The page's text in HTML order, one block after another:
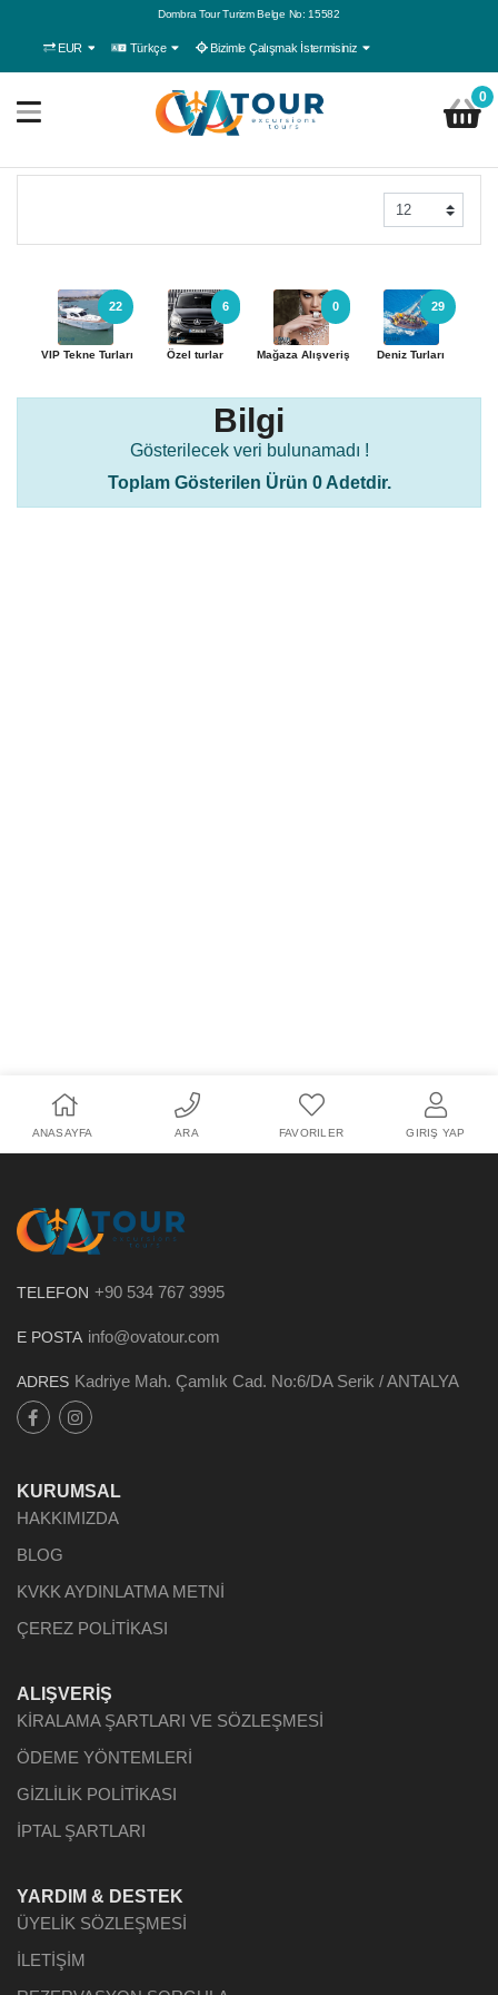
Dombra Tour Turizm Belge No: 15582
EUR Türkçe Bizimle Çalışmak İstermisiniz
0
VIP Tekne Turları
22
Özel turlar
6
Mağaza Alışveriş
0
Deniz Turları
29
Bilgi
Gösterilecek veri bulunamadı !
Toplam Gösterilen Ürün 0 Adetdir.
ANASAYFA ARA FAVORILER GIRIŞ YAP
TELEFON +90 534 767 3995
E POSTA info@ovatour.com
ADRES Kadriye Mah. Çamlık Cad. No:6/DA Serik / ANTALYA
KURUMSAL
HAKKIMIZDA
BLOG
KVKK AYDINLATMA METNİ
ÇEREZ POLİTİKASI
ALIŞVERİŞ
KİRALAMA ŞARTLARI VE SÖZLEŞMESİ
ÖDEME YÖNTEMLERİ
GİZLİLİK POLİTİKASI
İPTAL ŞARTLARI
YARDIM & DESTEK
ÜYELİK SÖZLEŞMESİ
İLETİŞİM